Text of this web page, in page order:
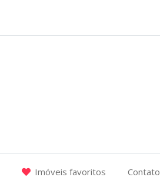
Imóveis favoritos Contato